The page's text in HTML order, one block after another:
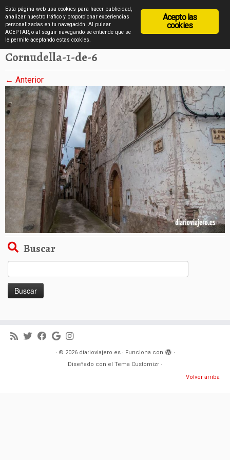
Saltar
al
diarioviajero.es
Inicio » Cornudella en imágenes
Cornudella-1-de-6
← Anterior
Buscar
· © 2026 diarioviajero.es· Funciona con
·
Diseñado con el Tema Customizr ·
Volver arriba
Acepto las
cookies
Esta página web usa cookies para hacer publicidad,
analizar nuestro tráfico y proporcionar experiencias
personalizadas en tu navegación. Al pulsar
ACEPTAR, o al seguir navegando se entiende que se
le permite aceptando estas cookies.